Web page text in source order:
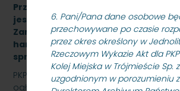
6. Pani/Pana dane osobowe
przechowywane po czasie
przez okres określony w
Rzeczowym Wykazie Akt dla
Kolej Miejska w Trójmieście Sp.
uzgodnionym w porozumieniu z
Przetarg nieograniczony, którego
jest „sukcesywna dostawa do
Zamawiającego – 9.525 szt.
hamulcowych z dylatacjami typu
sprawy: SKMMU.086.57.22
PKP SZYBKA KOLEJ MIEJSKA W
ogłasza przetarg nieograniczony,